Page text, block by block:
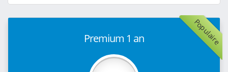
Populaire
Premium 1 an